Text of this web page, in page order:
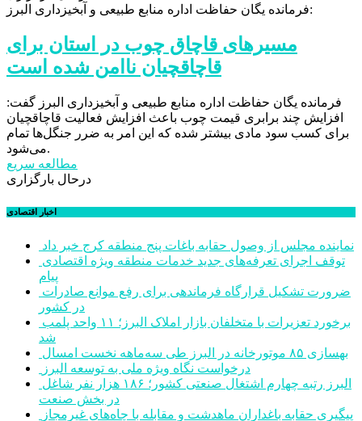
فرمانده یگان حفاظت اداره منابع طبیعی و آبخیزداری البرز:
مسیرهای قاچاق چوب در استان برای
قاچاقچیان ناامن شده است
فرمانده یگان حفاظت اداره منابع طبیعی و آبخیزداری البرز گفت:
افزایش چند برابری قیمت چوب باعث افزایش فعالیت قاچاقچیان
برای کسب سود مادی بیشتر شده که این امر به ضرر جنگل‌ها تمام
می‌شود.
مطالعه سریع
درحال بارگزاری
اخبار اقتصادی
نماینده مجلس از وصول حقابه باغات پنج منطقه کرج خبر داد
پیام
در کشور
شد
بهسازی ۸۵ موتورخانه در البرز طی سه‌ماهه نخست امسال
درخواست نگاه ویژه ملی به توسعه البرز
در بخش صنعت